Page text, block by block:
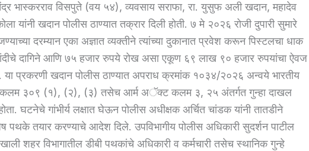
भास्करराव विसपुते (वय ५४), व्यवसाय सराफा, रा. युसुफ अली खदान, महादेव
यांनी खदान पोलीस ठाण्यात तक्रार दिली होती. ७ मे २०२६ रोजी दुपारी सुमारे
दरम्यान एका अज्ञात व्यक्तीने त्यांच्या दुकानात प्रवेश करून पिस्टलचा धाक
दागिने आणि ७५ हजार रुपये रोख असा एकूण ६९ लाख ९० हजार रुपयांचा ऐवज
या प्रकरणी खदान पोलीस ठाण्यात अपराध क्रमांक १०३४/२०२६ अन्वये भारतीय
कलम ३०९ (१), (२), (३) तसेच आर्म अॅक्ट कलम ३, २५ अंतर्गत गुन्हा दाखल
घटनेचे गांभीर्य लक्षात घेऊन पोलीस अधीक्षक अर्चित चांडक यांनी तातडीने
पथके तयार करण्याचे आदेश दिले. उपविभागीय पोलीस अधिकारी सुदर्शन पाटील
शहर विभागातील डीबी पथकांचे अधिकारी व कर्मचारी तसेच स्थानिक गुन्हे